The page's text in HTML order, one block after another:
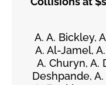
A. A. Bickley,
A. Al-Jamel,
A. Churyn, A.
Deshpande,